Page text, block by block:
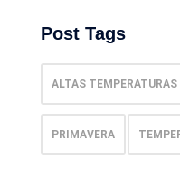
Post Tags
ALTAS TEMPERATURAS
PRIMAVERA